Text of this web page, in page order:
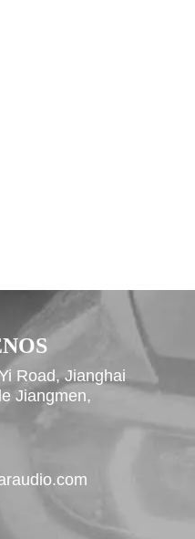
Road, Jianghai
Jiangmen,